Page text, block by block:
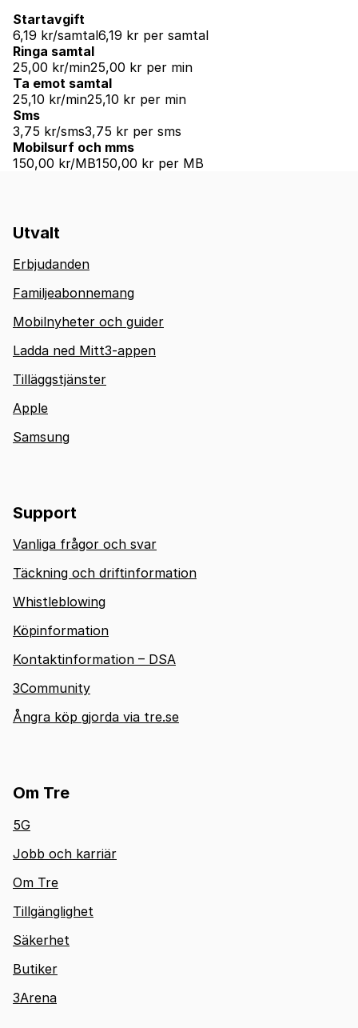
Startavgift
6,19 kr/samtal6,19 kr per samtal
Ringa samtal
25,00 kr/min25,00 kr per min
Ta emot samtal
25,10 kr/min25,10 kr per min
Sms
3,75 kr/sms3,75 kr per sms
Mobilsurf och mms
150,00 kr/MB150,00 kr per MB
Utvalt
Erbjudanden
Familjeabonnemang
Mobilnyheter och guider
Ladda ned Mitt3-appen
Tilläggstjänster
Apple
Samsung
Support
Vanliga frågor och svar
Täckning och driftinformation
Whistleblowing
Köpinformation
Kontaktinformation – DSA
3Community
Ångra köp gjorda via tre.se
Om Tre
5G
Jobb och karriär
Om Tre
Tillgänglighet
Säkerhet
Butiker
3Arena